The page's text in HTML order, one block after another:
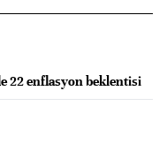
22 enflasyon beklentisi